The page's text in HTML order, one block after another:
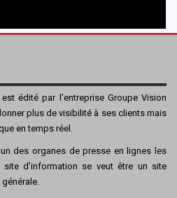
édité par l’entreprise Groupe Vision
plus de visibilité à ses clients mais
en temps réel.
des organes de presse en lignes les
d’information se veut être un site